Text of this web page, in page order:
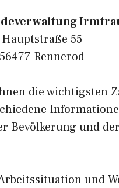
Hauptstraße 55
56477 Rennerod
die wichtigsten
Bevölkerung und
und